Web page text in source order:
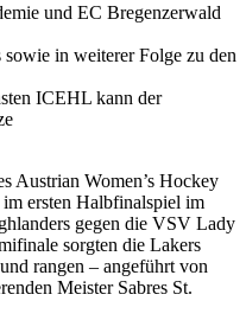
und EC Bregenzerwald
in weiterer Folge zu den
ICEHL kann der
Austrian Women’s Hockey
ersten Halbfinalspiel im
gegen die VSV Lady
sorgten die Lakers
rangen – angeführt von
Meister Sabres St.